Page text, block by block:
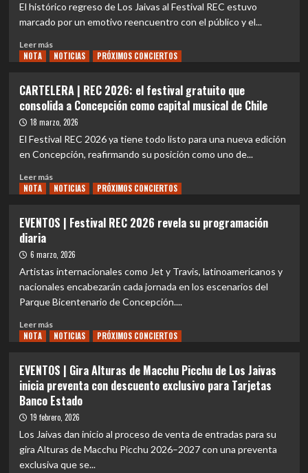
con
más
400
mil
en
una
inolvidable
de
música
cultura
en
El histórico regreso de Los Jaivas al Festival REC estuvo
marcado por un emotivo reencuentro con el público y el...
Leer másLeer
más
|
Los
Jaivas
deslumbran
el
Festival
REC
fechas
la
“Alturas
de
Macchu
45
años”
Concepción
y
Valparaíso
NOTA NOTICIAS PRÓXIMOS CONCIERTOS
CARTELERA | REC 2026: el festival gratuito que
consolida a Concepción como capital musical de Chile
18 marzo, 2026
El Festival REC 2026 ya tiene todo listo para una nueva edición
en Concepción, reafirmando su posición como uno de...
Leer másLeer
más
|
2026:
el
gratuito
que
a
Concepción
capital
musical
de
NOTA NOTICIAS PRÓXIMOS CONCIERTOS
EVENTOS | Festival REC 2026 revela su programación
diaria
6 marzo, 2026
Artistas internacionales como Jet y Travis, latinoamericanos y
nacionales encabezarán cada jornada en los escenarios del
Parque Bicentenario de Concepción....
Leer másLeer
más
|
Festival
REC
2026
su
programación
diaria
NOTA NOTICIAS PRÓXIMOS CONCIERTOS
EVENTOS | Gira Alturas de Macchu Picchu de Los Jaivas
inicia preventa con descuento exclusivo para Tarjetas
Banco Estado
19 febrero, 2026
Los Jaivas dan inicio al proceso de venta de entradas para su
gira Alturas de Macchu Picchu 2026–2027 con una preventa
exclusiva que se...